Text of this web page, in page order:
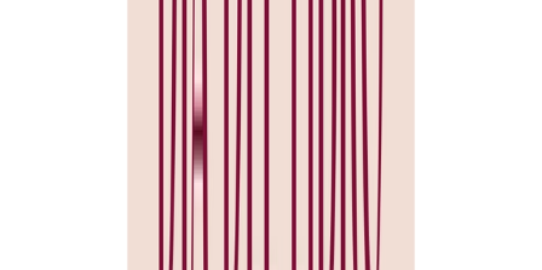
Velada Poética. Paisajes en el alma y en la vida... Será el 27 de abril
a las 20:00 h, en el Salón de Actos.
Te puede interesar
Noticias similares sobre la localidad.